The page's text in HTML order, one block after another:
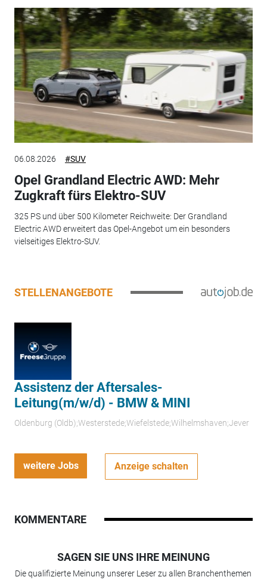
06.08.2026 #SUV
Opel Grandland Electric AWD: Mehr
Zugkraft fürs Elektro-SUV
325 PS und über 500 Kilometer Reichweite: Der Grandland
Electric AWD erweitert das Opel-Angebot um ein besonders
vielseitiges Elektro-SUV.
STELLENANGEBOTE
Assistenz der Aftersales-
Leitung(m/w/d) - BMW & MINI
Oldenburg (Oldb);Westerstede;Wiefelstede;Wilhelmshaven;Jever
weitere Jobs Anzeige schalten
KOMMENTARE
SAGEN SIE UNS IHRE MEINUNG
Die qualifizierte Meinung unserer Leser zu allen Branchenthemen